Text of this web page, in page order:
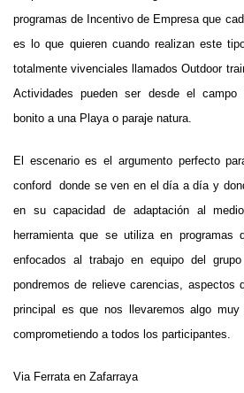
programas de Incentivo de Empresa que
es lo que quieren cuando realizan este
totalmente vivenciales llamados Outdoor
Actividades pueden ser desde el campo
bonito a una Playa o paraje natura.
El escenario es el argumento perfecto
conford donde se ven en el día a día y
en su capacidad de adaptación al
herramienta que se utiliza en programas
enfocados al trabajo en equipo del
pondremos de relieve carencias, aspectos
principal es que nos llevaremos algo
comprometiendo a todos los participantes.
Via Ferrata en Zafarraya